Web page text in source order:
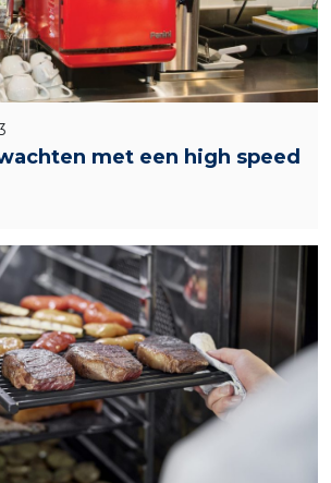
met een high speed